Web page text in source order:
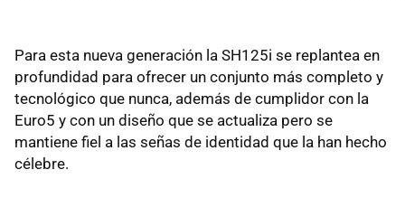
Para esta nueva generación la SH125i se replantea en
profundidad para ofrecer un conjunto más completo y
tecnológico que nunca, además de cumplidor con la
Euro5 y con un diseño que se actualiza pero se
mantiene fiel a las señas de identidad que la han hecho
célebre.